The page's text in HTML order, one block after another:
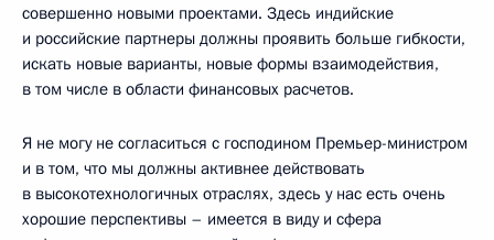
совершенно новыми проектами. Здесь индийские
и российские партнеры должны проявить больше гибкости,
искать новые варианты, новые формы взаимодействия,
в том числе в области финансовых расчетов.
Я не могу не согласиться с господином Премьер-министром
и в том, что мы должны активнее действовать
в высокотехнологичных отраслях, здесь у нас есть очень
хорошие перспективы – имеется в виду и сфера